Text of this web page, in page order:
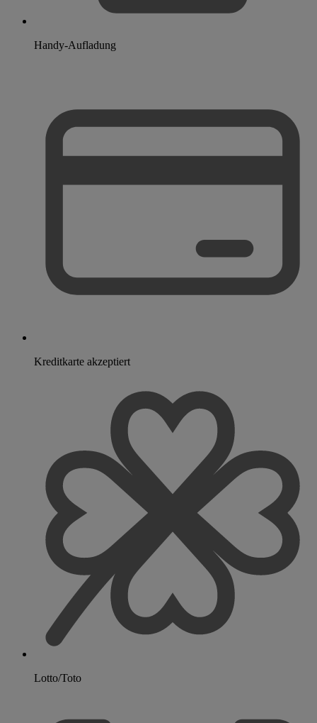
Handy-Aufladung
Kreditkarte akzeptiert
Lotto/Toto